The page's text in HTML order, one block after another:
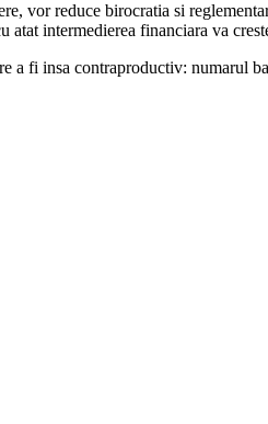
vor reduce birocratia si
intermedierea financiara va
a fi insa contraproductiv: